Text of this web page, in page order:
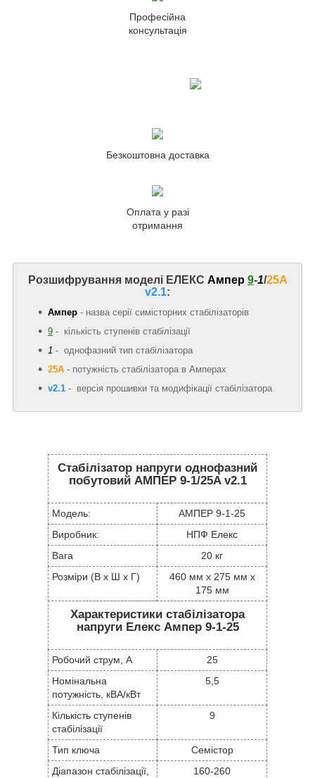
Професійна
консультація
Безкоштовна доставка
Оплата у разі
отримання
Розшифрування моделі ЕЛЕКС Ампер 9-1/25A
v2.1:
Ампер - назва серії симісторних стабілізаторів
9 - кількість ступенів стабілізації
1 - однофазний тип стабілізатора
25А - потужність стабілізатора в Амперах
v2.1 - версія прошивки та модифікації стабілізатора
Стабілізатор напруги однофазний
побутовий АМПЕР 9-1/25A v2.1
Модель:
АМПЕР 9-1-25
Виробник:
НПФ Елекс
Вага
20 кг
Розміри (В х Ш х Г)
460 мм x 275 мм x
175 мм
Характеристики стабілізатора
напруги Елекс Ампер 9-1-25
Робочий струм, А
25
Номінальна
потужність, кВА/кВт
5,5
Кількість ступенів
стабілізації
9
Тип ключа
Семістор
Діапазон стабілізації,
160-260